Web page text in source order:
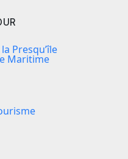
Presqu’île
Maritime